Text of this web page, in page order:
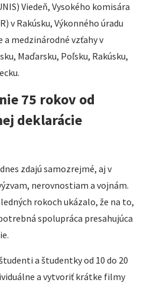
Viedeň, Vysokého komisára
v Rakúsku, Výkonného úradu
a medzinárodné vzťahy v
Maďarsku, Poľsku, Rakúsku,
75 rokov od
deklarácie
zdajú samozrejmé, aj v
nerovnostiam a vojnám.
rokoch ukázalo, že na to,
spolupráca presahujúca
a študentky od 10 do 20
a vytvoriť krátke filmy